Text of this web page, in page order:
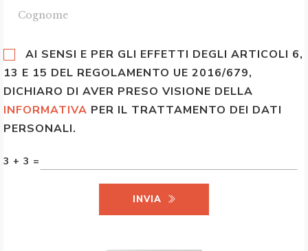
AI SENSI E PER GLI EFFETTI DEGLI ARTICOLI 6,
13 E 15 DEL REGOLAMENTO UE 2016/679,
DICHIARO DI AVER PRESO VISIONE DELLA
INFORMATIVA PER IL TRATTAMENTO DEI DATI
PERSONALI.
3 + 3 =
INVIA